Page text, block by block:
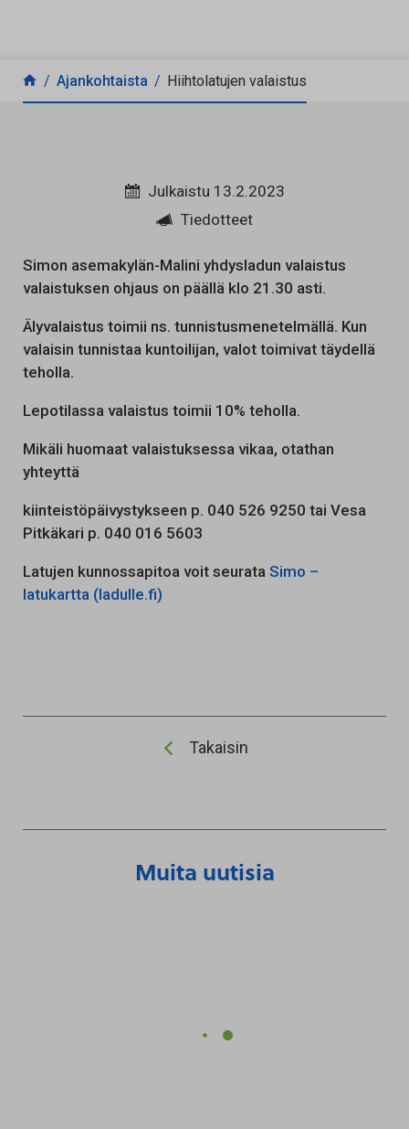
Siirry sisältöön
Ajankohtaista Hiihtolatujen valaistus
Julkaistu 13.2.2023
Tiedotteet
Simon asemakylän-Malini yhdysladun valaistus
valaistuksen ohjaus on päällä klo 21.30 asti.
Älyvalaistus toimii ns. tunnistusmenetelmällä. Kun
valaisin tunnistaa kuntoilijan, valot toimivat täydellä
teholla.
Lepotilassa valaistus toimii 10% teholla.
Mikäli huomaat valaistuksessa vikaa, otathan
yhteyttä
kiinteistöpäivystykseen p. 040 526 9250 tai Vesa
Pitkäkari p. 040 016 5603
Latujen kunnossapitoa voit seurata Simo –
latukartta (ladulle.fi)
Takaisin
Muita uutisia